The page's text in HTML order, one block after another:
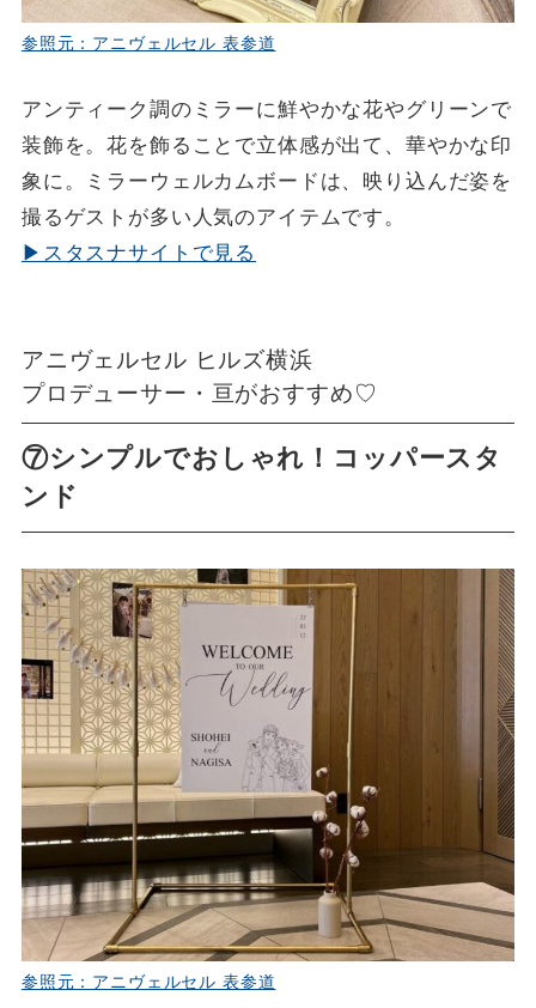
参照元：アニヴェルセル 表参道
アンティーク調のミラーに鮮やかな花やグリーンで
装飾を。花を飾ることで立体感が出て、華やかな印
象に。ミラーウェルカムボードは、映り込んだ姿を
撮るゲストが多い人気のアイテムです。
▶スタスナサイトで見る
アニヴェルセル ヒルズ横浜
プロデューサー・亘がおすすめ♡
⑦シンプルでおしゃれ！コッパースタ
ンド
参照元：アニヴェルセル 表参道